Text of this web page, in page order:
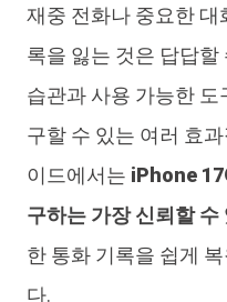
재중 전화나 중요한 대
록을 잃는 것은 답답할
습관과 사용 가능한
구할 수 있는 여러 효
이드에서는 iPhone 17
구하는 가장 신뢰할 수
한 통화 기록을 쉽게
다.